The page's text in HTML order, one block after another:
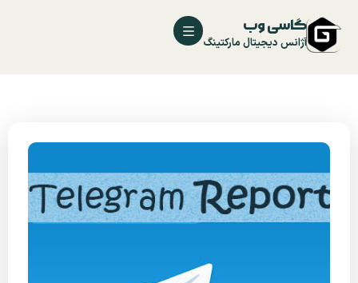
گاسی وب
آژانس دیجیتال مارکتینگ